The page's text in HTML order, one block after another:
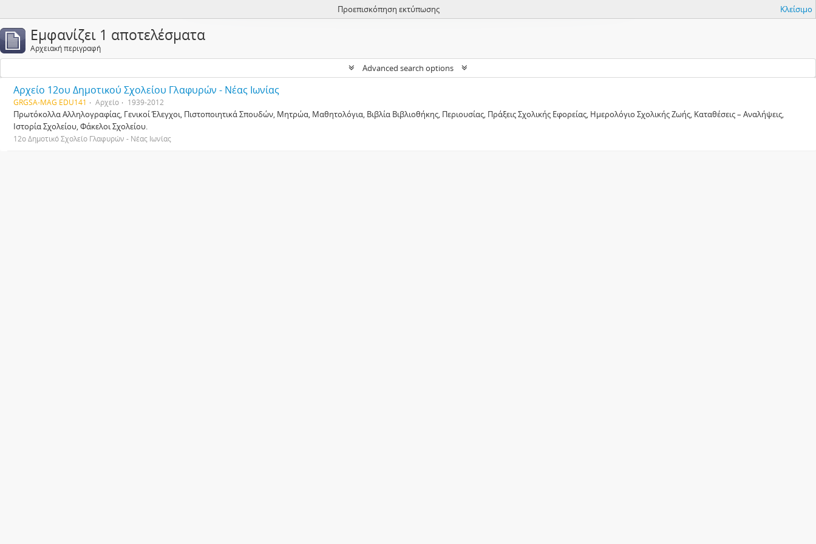
Προεπισκόπηση εκτύπωσης Κλείσιμο
Εμφανίζει 1 αποτελέσματα
Αρχειακή περιγραφή
Advanced search options
Αρχείο 12ου Δημοτικού Σχολείου Γλαφυρών - Νέας Ιωνίας
GRGSA-MAG EDU141 Αρχείο 1939-2012
Πρωτόκολλα Αλληλογραφίας, Γενικοί Έλεγχοι, Πιστοποιητικά Σπουδών, Μητρώα, Μαθητολόγια, Βιβλία Βιβλιοθήκης, Περιουσίας, Πράξεις Σχολικής Εφορείας, Ημερολόγιο Σχολικής Ζωής, Καταθέσεις – Αναλήψεις,
Ιστορία Σχολείου, Φάκελοι Σχολείου.
12ο Δημοτικό Σχολείο Γλαφυρών - Νέας Ιωνίας